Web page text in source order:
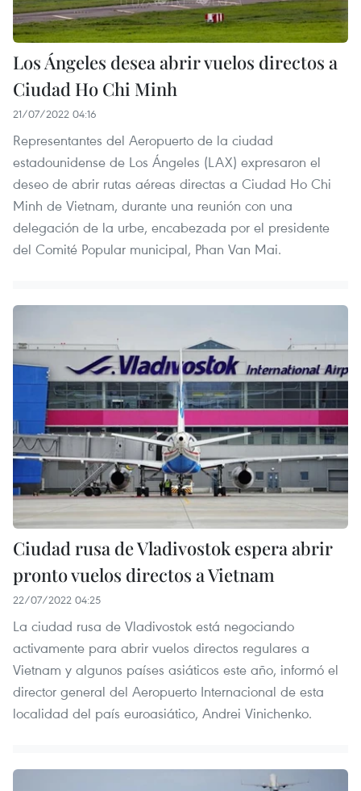
Los Ángeles desea abrir vuelos directos a
Ciudad Ho Chi Minh
21/07/2022 04:16
Representantes del Aeropuerto de la ciudad
estadounidense de Los Ángeles (LAX) expresaron el
deseo de abrir rutas aéreas directas a Ciudad Ho Chi
Minh de Vietnam, durante una reunión con una
delegación de la urbe, encabezada por el presidente
del Comité Popular municipal, Phan Van Mai.
Ciudad rusa de Vladivostok espera abrir
pronto vuelos directos a Vietnam
22/07/2022 04:25
La ciudad rusa de Vladivostok está negociando
activamente para abrir vuelos directos regulares a
Vietnam y algunos países asiáticos este año, informó el
director general del Aeropuerto Internacional de esta
localidad del país euroasiático, Andrei Vinichenko.